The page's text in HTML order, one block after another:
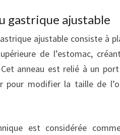
gastrique ajustable
ajustable consiste à
de l’estomac,
anneau est relié à un
pour modifier la taille de
est considérée